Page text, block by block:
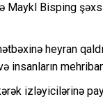
Maykl Bisping
heyran
izləyicilərinə